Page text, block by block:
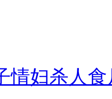
情妇杀人食